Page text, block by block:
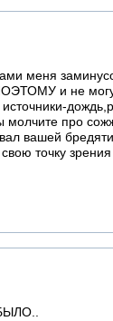
меня
и не
молчите про
вашей
точку